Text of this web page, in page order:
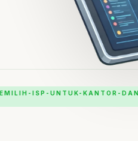
ISP-UNTUK-KANTOR-